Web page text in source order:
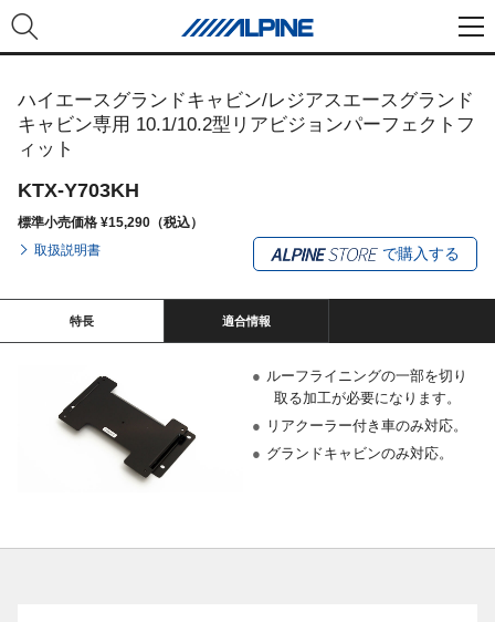
ハイエースグランドキャビン/レジアスエースグランド
キャビン専用 10.1/10.2型リアビジョンパーフェクトフ
ィット
KTX-Y703KH
標準小売価格 ¥15,290（税込）
取扱説明書
で購入する
特長 適合情報
● ルーフライニングの一部を切り
取る加工が必要になります。
● リアクーラー付き車のみ対応。
● グランドキャビンのみ対応。